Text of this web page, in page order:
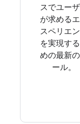
スでユー
が求める
スペリエ
を実現す
めの最新
ール。